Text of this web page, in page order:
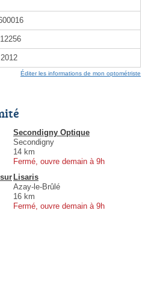
Éditer les informations de mon optométriste
Secondigny Optique
Secondigny
14 km
Fermé, ouvre demain à 9h
Lisaris
Azay-le-Brûlé
16 km
Fermé, ouvre demain à 9h